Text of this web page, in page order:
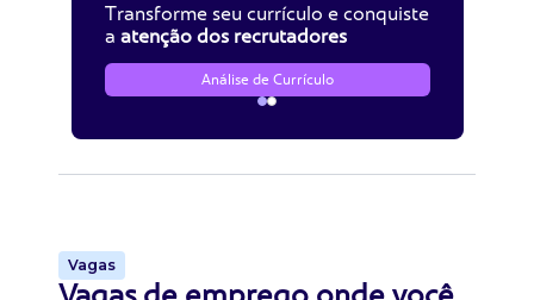
Transforme seu currículo e conquiste
a atenção dos recrutadores
Análise de Currículo
Vagas